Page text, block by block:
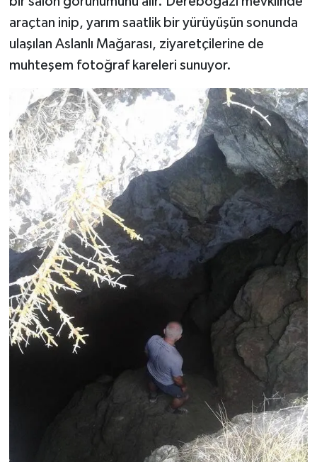
araçtan inip, yarım saatlik bir yürüyüşün sonunda
ulaşılan Aslanlı Mağarası, ziyaretçilerine de
muhteşem fotoğraf kareleri sunuyor.